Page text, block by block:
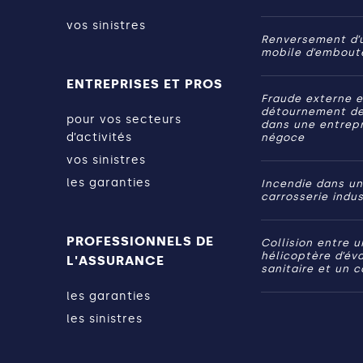
vos sinistres
ENTREPRISES ET PROS
pour vos secteurs
d’activités
vos sinistres
les garanties
PROFESSIONNELS DE
L'ASSURANCE
les garanties
les sinistres
Renversement
mobile
Fraude externe
détournement
dans une
négoce
Incendie dans
carrosserie
Collision entre
hélicoptère
sanitaire et un